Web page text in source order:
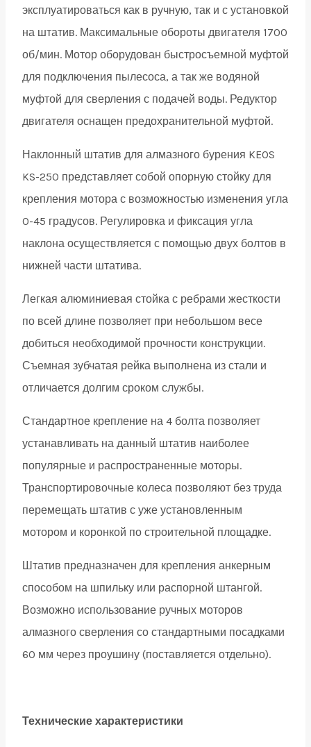
KS-
180ASET
quantity
эксплуатироваться как в ручную, так и с установкой
на штатив. Максимальные обороты двигателя 1700
об/мин. Мотор оборудован быстросъемной муфтой
для подключения пылесоса, а так же водяной
муфтой для сверления с подачей воды. Редуктор
двигателя оснащен предохранительной муфтой.
Наклонный штатив для алмазного бурения KEOS
KS-250 представляет собой опорную стойку для
крепления мотора с возможностью изменения угла
0-45 градусов. Регулировка и фиксация угла
наклона осуществляется с помощью двух болтов в
нижней части штатива.
Легкая алюминиевая стойка с ребрами жесткости
по всей длине позволяет при небольшом весе
добиться необходимой прочности конструкции.
Съемная зубчатая рейка выполнена из стали и
отличается долгим сроком службы.
Стандартное крепление на 4 болта позволяет
устанавливать на данный штатив наиболее
популярные и распространенные моторы.
Транспортировочные колеса позволяют без труда
перемещать штатив с уже установленным
мотором и коронкой по строительной площадке.
Штатив предназначен для крепления анкерным
способом на шпильку или распорной штангой.
Возможно использование ручных моторов
алмазного сверления со стандартными посадками
60 мм через проушину (поставляется отдельно).
Технические характеристики